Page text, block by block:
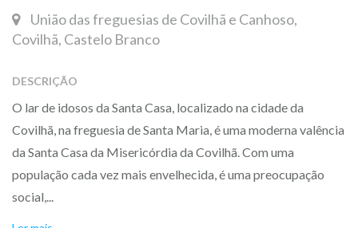
União das freguesias de Covilhã e Canhoso,
Covilhã, Castelo Branco
DESCRIÇÃO
O lar de idosos da Santa Casa, localizado na cidade da
Covilhã, na freguesia de Santa Maria, é uma moderna valência
da Santa Casa da Misericórdia da Covilhã. Com uma
população cada vez mais envelhecida, é uma preocupação
social,...